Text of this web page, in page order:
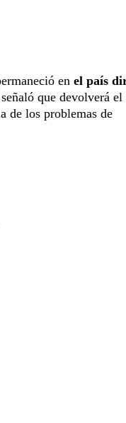
en el país
que devolverá
de los problemas de